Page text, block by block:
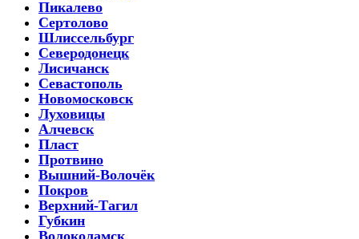
Пикалево
Сертолово
Шлиссельбург
Северодонецк
Лисичанск
Севастополь
Новомосковск
Луховицы
Алчевск
Пласт
Протвино
Вышний-Волочёк
Покров
Верхний-Тагил
Губкин
Волоколамск